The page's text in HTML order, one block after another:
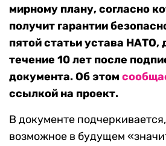
мирному плану, согласно
получит гарантии
пятой статьи устава
течение 10 лет после
документа. Об этом
ссылкой на проект.
В документе
возможное в будущем